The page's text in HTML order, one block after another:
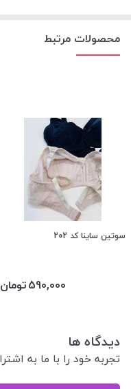
محصولات مرتبط
سوتین ساینا کد 202
590,000تومان
دیدگاه ها
تجربه خود را با ما به